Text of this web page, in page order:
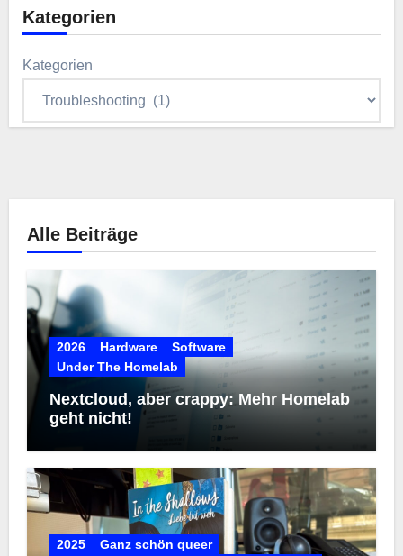
Kategorien
Kategorien
Alle Beiträge
2026 Hardware
Software
Under The Homelab
Nextcloud, aber crappy: Mehr Homelab
geht nicht!
2025
Ganz schön queer